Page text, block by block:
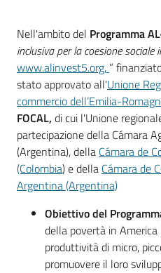
Imprese
Chi
siamo
RSS
Seguici
Nell'ambito del Programma
inclusiva per la coesione sociale
www.alinvest5.org, ”
stato approvato all'Unione
commercio dell’Emilia-
FOCAL, di cui l'Unione
partecipazione della Cámara
(Argentina), della Cámara de
(Colombia) e della Cámara de
Argentina (Argentina)
Obiettivo del
della povertà in
produttività di micro,
promuovere il loro